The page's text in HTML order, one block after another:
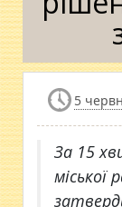
5
За 15
міської